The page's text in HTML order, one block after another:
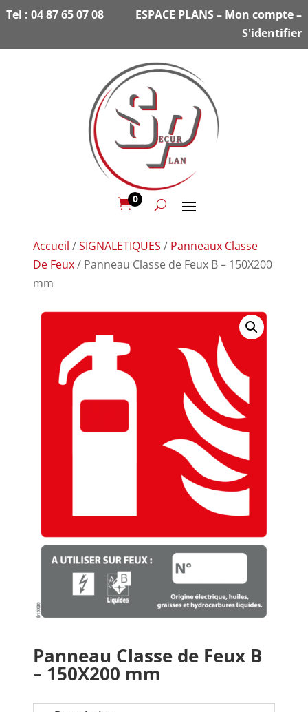
Tel : 04 87 65 07 08 ESPACE PLANS– Mon compte–
S'identifier
0
Accueil /SIGNALETIQUES / Panneaux Classe
De Feux/ Panneau Classe de Feux B – 150X200
mm
Panneau Classe de Feux B
– 150X200 mm